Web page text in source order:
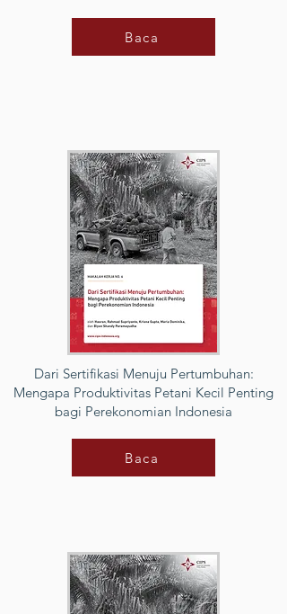
Baca
Dari Sertifikasi Menuju Pertumbuhan:
Mengapa Produktivitas Petani Kecil Penting
bagi Perekonomian Indonesia
Baca